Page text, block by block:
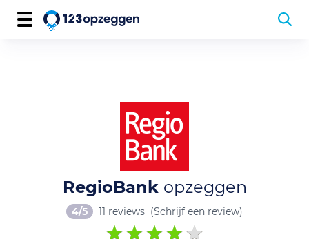
RegioBank opzeggen
4/5 11 reviews (Schrijf een review)